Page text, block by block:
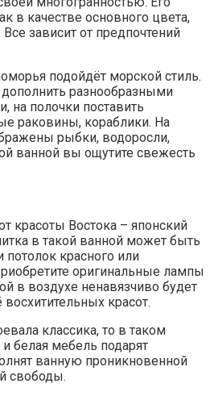
в качестве основного цвета,
зависит от предпочтений
подойдёт морской стиль.
разнообразными
полочки поставить
раковины, кораблики. На
рыбки, водоросли,
ванной вы ощутите свежесть
красоты Востока – японский
в такой ванной может быть
потолок красного или
оригинальные лампы
в воздухе ненавязчиво будет
красот.
классика, то в таком
белая мебель подарят
ванную проникновенной
свободы.